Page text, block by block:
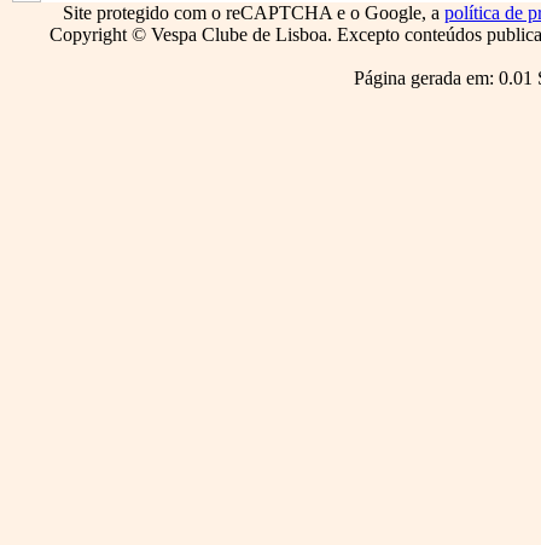
Site protegido com o reCAPTCHA e o Google, a política de
Copyright © Vespa Clube de Lisboa. Excepto conteúdos
Página gerada em: 0.01